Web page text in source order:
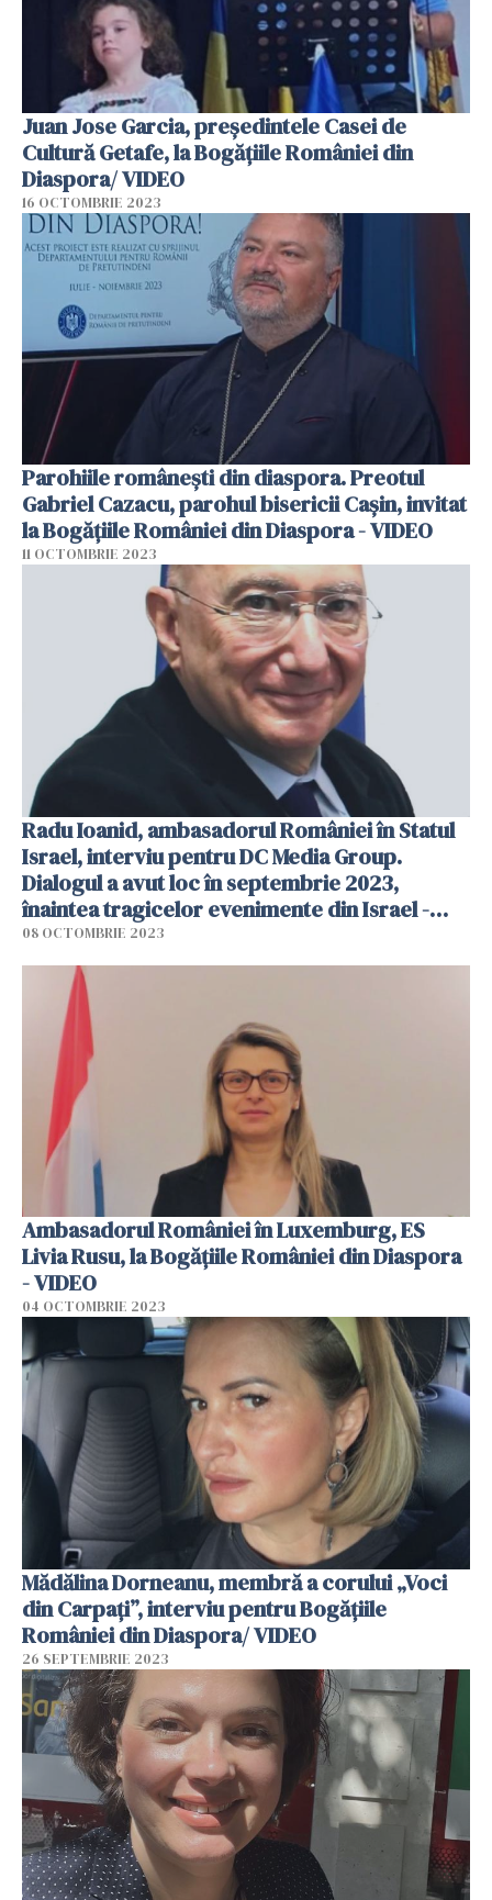
Juan Jose Garcia, președintele Casei de
Cultură Getafe, la Bogățiile României din
Diaspora/ VIDEO
16 OCTOMBRIE 2023
Parohiile românești din diaspora. Preotul
Gabriel Cazacu, parohul bisericii Cașin, invitat
la Bogățiile României din Diaspora - VIDEO
11 OCTOMBRIE 2023
Radu Ioanid, ambasadorul României în Statul
Israel, interviu pentru DC Media Group.
Dialogul a avut loc în septembrie 2023,
înaintea tragicelor evenimente din Israel -
VIDEO
08 OCTOMBRIE 2023
Ambasadorul României în Luxemburg, ES
Livia Rusu, la Bogățiile României din Diaspora
- VIDEO
04 OCTOMBRIE 2023
Mădălina Dorneanu, membră a corului „Voci
din Carpați”, interviu pentru Bogățiile
României din Diaspora/ VIDEO
26 SEPTEMBRIE 2023